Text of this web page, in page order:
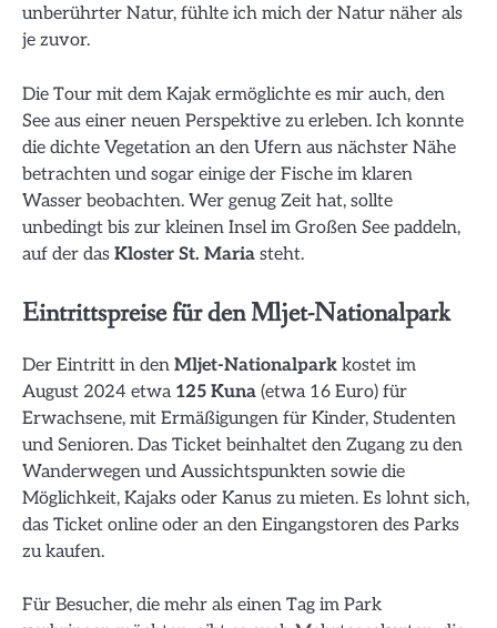
unberührter Natur, fühlte ich mich der Natur näher als
je zuvor.
Die Tour mit dem Kajak ermöglichte es mir auch, den
See aus einer neuen Perspektive zu erleben. Ich konnte
die dichte Vegetation an den Ufern aus nächster Nähe
betrachten und sogar einige der Fische im klaren
Wasser beobachten. Wer genug Zeit hat, sollte
unbedingt bis zur kleinen Insel im Großen See paddeln,
auf der das Kloster St. Maria steht.
Eintrittspreise für den Mljet-Nationalpark
Der Eintritt in den Mljet-Nationalpark kostet im
August 2024 etwa 125 Kuna (etwa 16 Euro) für
Erwachsene, mit Ermäßigungen für Kinder, Studenten
und Senioren. Das Ticket beinhaltet den Zugang zu den
Wanderwegen und Aussichtspunkten sowie die
Möglichkeit, Kajaks oder Kanus zu mieten. Es lohnt sich,
das Ticket online oder an den Eingangstoren des Parks
zu kaufen.
Für Besucher, die mehr als einen Tag im Park